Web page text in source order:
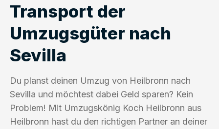
Transport der
Umzugsgüter nach
Sevilla
Du planst deinen Umzug von Heilbronn nach
Sevilla und möchtest dabei Geld sparen? Kein
Problem! Mit Umzugskönig Koch Heilbronn aus
Heilbronn hast du den richtigen Partner an deiner